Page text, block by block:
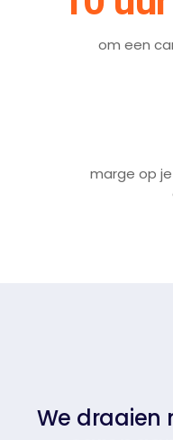
om een
marge op
We draaien